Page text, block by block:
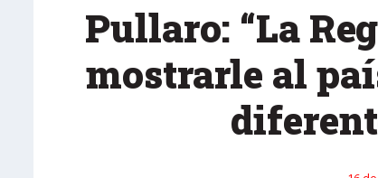
Pullaro: “La
mostrarle al